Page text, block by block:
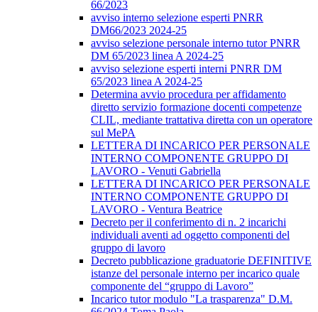
66/2023
avviso interno selezione esperti PNRR
DM66/2023 2024-25
avviso selezione personale interno tutor PNRR
DM 65/2023 linea A 2024-25
avviso selezione esperti interni PNRR DM
65/2023 linea A 2024-25
Determina avvio procedura per affidamento
diretto servizio formazione docenti competenze
CLIL, mediante trattativa diretta con un operatore
sul MePA
LETTERA DI INCARICO PER PERSONALE
INTERNO COMPONENTE GRUPPO DI
LAVORO - Venuti Gabriella
LETTERA DI INCARICO PER PERSONALE
INTERNO COMPONENTE GRUPPO DI
LAVORO - Ventura Beatrice
Decreto per il conferimento di n. 2 incarichi
individuali aventi ad oggetto componenti del
gruppo di lavoro
Decreto pubblicazione graduatorie DEFINITIVE
istanze del personale interno per incarico quale
componente del “gruppo di Lavoro”
Incarico tutor modulo "La trasparenza" D.M.